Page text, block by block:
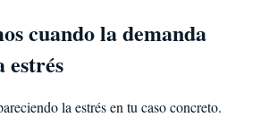
cuando la demanda
estrés
la estrés en tu caso concreto.